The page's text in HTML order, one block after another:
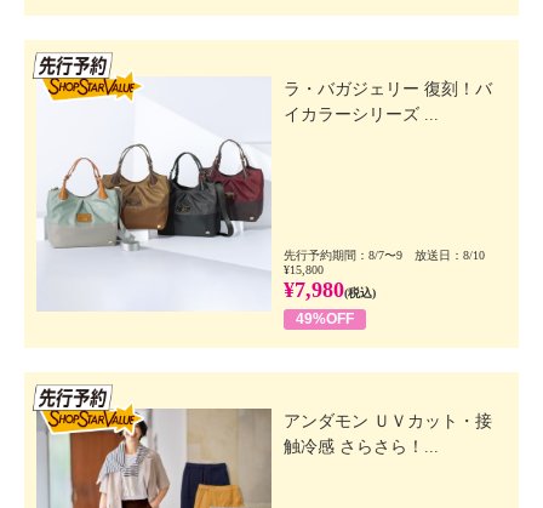
ラ・バガジェリー 復刻！バ
イカラーシリーズ ...
先行予約期間：8/7〜9 放送日：8/10
¥15,800
¥7,980(税込)
49%OFF
アンダモン ＵＶカット・接
触冷感 さらさら！...